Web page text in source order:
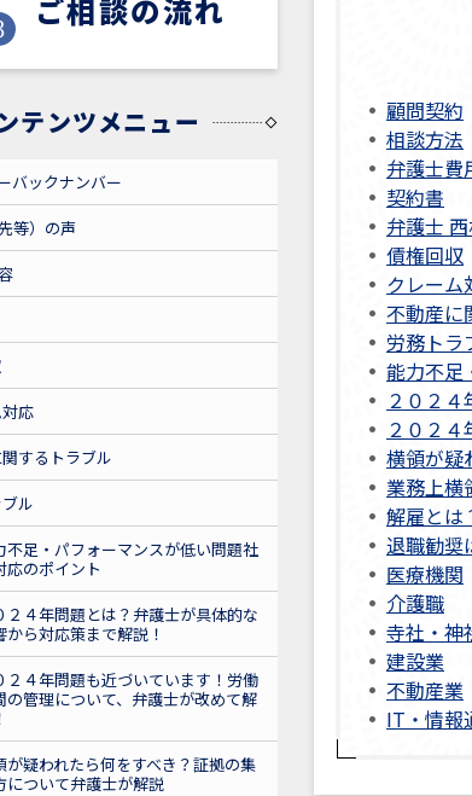
顧問契約
相談方法
弁護士費
契約書
弁護士
債権回収
クレーム
不動産に
労務トラ
能力不足
２０２
２０２
横領が疑
業務上横
解雇とは
退職勧奨
医療機関
介護職
寺社・神
建設業
不動産業
IT・情報
ご相談の流れ
ご相談の流れ
テンツメニュー
バックナンバー
等）の声
応
するトラブル
ル
不足・パフォーマンスが低い問題社
応のポイント
２４年問題とは？弁護士が具体的な
から対応策まで解説！
２４年問題も近づいています！労働
の管理について、弁護士が改めて解
が疑われたら何をすべき？証拠の集
について弁護士が解説